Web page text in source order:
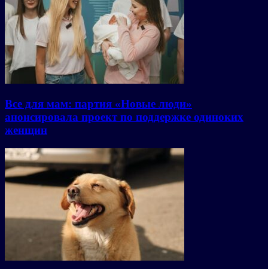
Все для мам: партия «Новые люди»
анонсировала проект по поддержке одиноких
женщин